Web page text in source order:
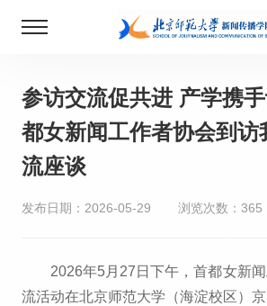
首页
新闻动态
学院概况
参访交流促共进 产学携
都女新闻工作者协会到访
流座谈
发布日期：2026-05-29 浏览次数： 365
2026年5月27日下午，首都女新
流活动在北京师范大学（海淀校区）